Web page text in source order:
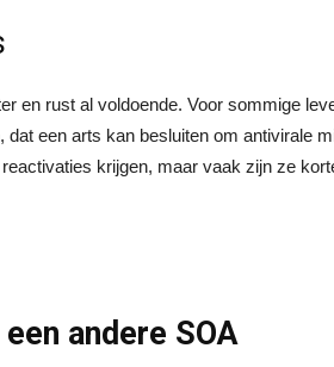
en rust al voldoende. Voor sommige
een arts kan besluiten om antivirale
krijgen, maar vaak zijn ze
andere SOA